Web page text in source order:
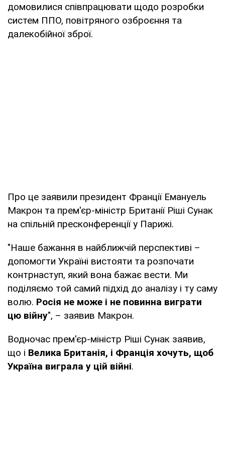
домовилися співпрацювати щодо розробки
систем ППО, повітряного озброєння та
далекобійної зброї.
Про це заявили президент Франції Емануель
Макрон та прем'єр-міністр Британії Ріші Сунак
на спільній пресконференції у Парижі.
"Наше бажання в найближчій перспективі –
допомогти Україні вистояти та розпочати
контрнаступ, який вона бажає вести. Ми
поділяємо той самий підхід до аналізу і ту саму
волю. Росія не може і не повинна виграти
цю війну", – заявив Макрон.
Водночас прем'єр-міністр Ріші Сунак заявив,
що і Велика Британія, і Франція хочуть, щоб
Україна виграла у цій війні.